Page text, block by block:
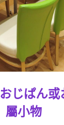
じぱん或
屬小物